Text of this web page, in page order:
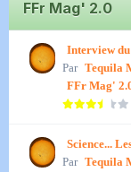
FFr Mag' 2.0
Interview
Par Tequila
FFr Mag'
Science...
Par Tequila